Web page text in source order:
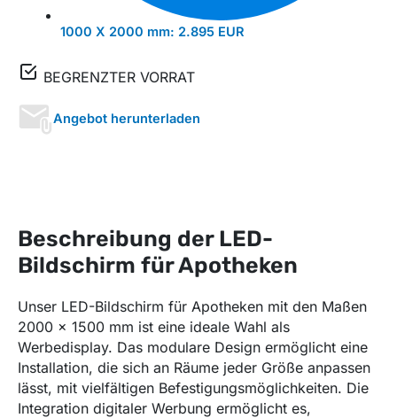
1000 X 2000 mm: 2.895 EUR
BEGRENZTER VORRAT
Angebot herunterladen
Beschreibung der LED-
Bildschirm für Apotheken
Unser LED-Bildschirm für Apotheken mit den Maßen
2000 x 1500 mm ist eine ideale Wahl als
Werbedisplay. Das modulare Design ermöglicht eine
Installation, die sich an Räume jeder Größe anpassen
lässt, mit vielfältigen Befestigungsmöglichkeiten. Die
Integration digitaler Werbung ermöglicht es,